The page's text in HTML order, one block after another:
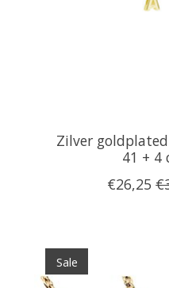
Zilver
41 + 4
€26,25
Sale